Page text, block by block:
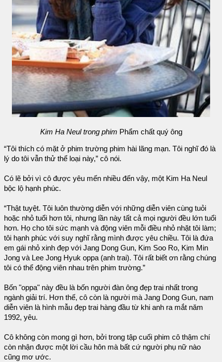
Kim Ha Neul trong phim Phẩm chất quý ông
“Tôi thích có mặt ở phim trường phim hài lãng mạn. Tôi nghĩ đó là
lý do tôi vẫn thử thể loại này,” cô nói.
Có lẽ bởi vì cô được yêu mến nhiều đến vậy, một Kim Ha Neul
bộc lộ hạnh phúc.
“Thật tuyệt. Tôi luôn thường diễn với những diễn viên cùng tuỏi
hoặc nhỏ tuổi hơn tôi, nhưng lần này tất cả mọi người đều lớn tuổi
hơn. Họ cho tôi sức mạnh và động viên mỗi điều nhỏ nhặt tôi làm;
tôi hạnh phúc với suy nghĩ rằng mình được yêu chiều. Tôi là đứa
em gái nhỏ xinh đẹp với Jang Dong Gun, Kim Soo Ro, Kim Min
Jong và Lee Jong Hyuk oppa (anh trai). Tôi rất biết ơn rằng chúng
tôi có thể động viên nhau trên phim trường.”
Bốn "oppa" này đều là bốn người đàn ông đẹp trai nhất trong
ngành giải trí. Hơn thế, cô còn là người mà Jang Dong Gun, nam
diễn viên là hình mẫu đẹp trai hàng đầu từ khi anh ra mắt năm
1992, yêu.
Cô không còn mong gì hơn, bởi trong tập cuối phim cô thậm chí
còn nhận được một lời cầu hôn mà bất cứ người phụ nữ nào
cũng mơ ước.